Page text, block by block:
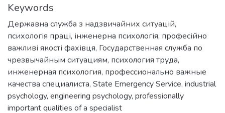
Keywords
Державна служба з надзвичайних ситуацій,
психологія праці, інженерна психологія, професійно
важливі якості фахівця, Государственная служба по
чрезвычайным ситуациям, психология труда,
инженерная психология, профессионально важные
качества специалиста, State Emergency Service, industrial
psychology, engineering psychology, professionally
important qualities of a specialist